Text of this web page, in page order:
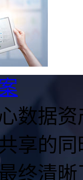
数据
享的
终清